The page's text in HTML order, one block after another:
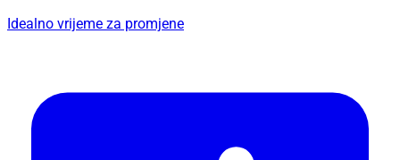
Idealno vrijeme za promjene